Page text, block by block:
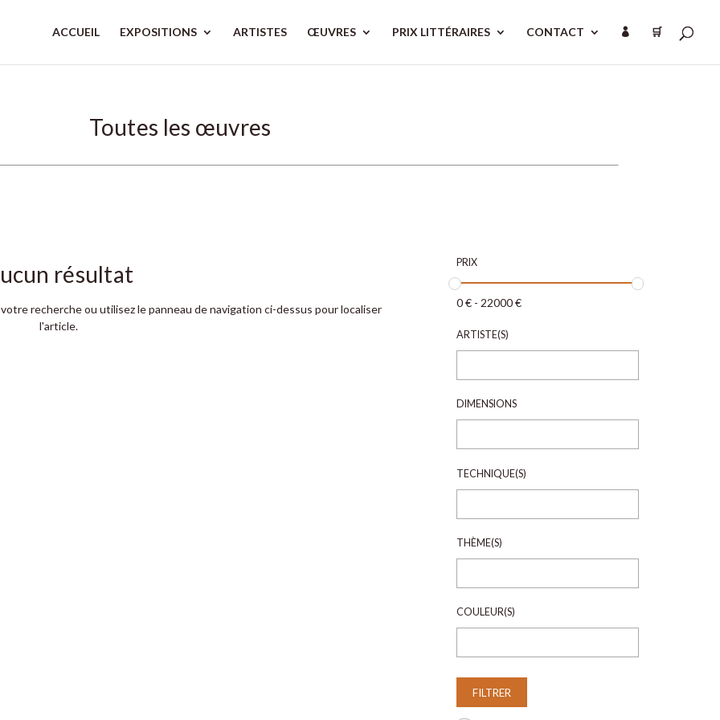
ACCUEIL EXPOSITIONS ARTISTES ŒUVRES PRIX LITTÉRAIRES CONTACT  🛒
Toutes les œuvres
résultat
recherche ou utilisez le panneau de navigation ci-dessus pour localiser
l'article.
PRIX
0€- 22000€
ARTISTE(S)
DIMENSIONS
TECHNIQUE(S)
THÈME(S)
COULEUR(S)
FILTRER